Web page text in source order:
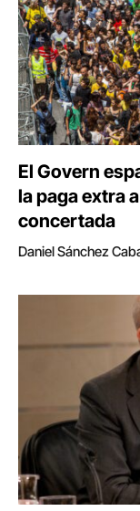
El Govern
la paga extra
concertada
Daniel Sánchez